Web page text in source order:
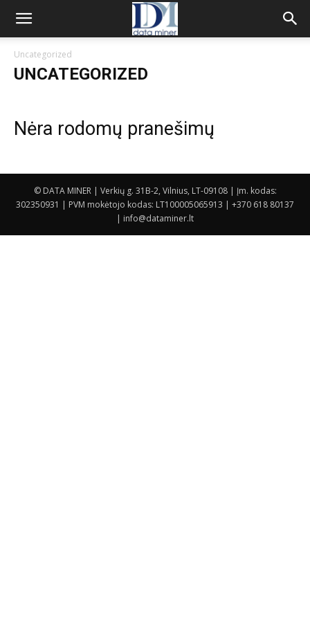
Uncategorized
UNCATEGORIZED
Nėra rodomų pranešimų
© DATA MINER | Verkių g. 31B-2, Vilnius, LT-09108 | Įm. kodas:
302350931 | PVM mokėtojo kodas: LT100005065913 | +370 618 80137
| info@dataminer.lt